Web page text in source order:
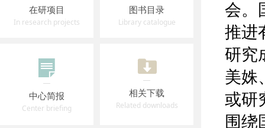
在研项目
In research projects
图书目录
Library catalogue
中心简报
Center briefing
相关下载
Related downloads
会。
推进
研究
美姝
或研
围绕